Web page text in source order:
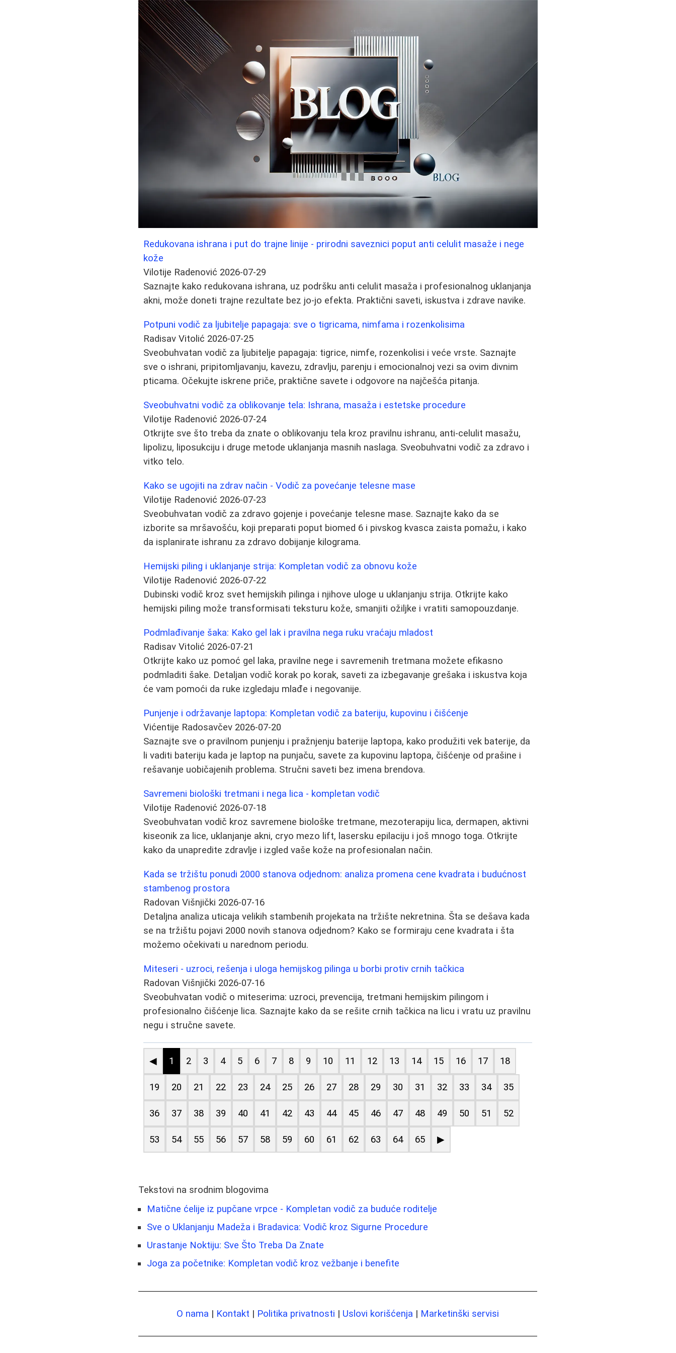
Redukovana ishrana i put do trajne linije - prirodni saveznici poput anti celulit masaže i nege
kože
Vilotije Radenović 2026-07-29
Saznajte kako redukovana ishrana, uz podršku anti celulit masaža i profesionalnog uklanjanja
akni, može doneti trajne rezultate bez jo-jo efekta. Praktični saveti, iskustva i zdrave navike.
Potpuni vodič za ljubitelje papagaja: sve o tigricama, nimfama i rozenkolisima
Radisav Vitolić 2026-07-25
Sveobuhvatan vodič za ljubitelje papagaja: tigrice, nimfe, rozenkolisi i veće vrste. Saznajte
sve o ishrani, pripitomljavanju, kavezu, zdravlju, parenju i emocionalnoj vezi sa ovim divnim
pticama. Očekujte iskrene priče, praktične savete i odgovore na najčešća pitanja.
Sveobuhvatni vodič za oblikovanje tela: Ishrana, masaža i estetske procedure
Vilotije Radenović 2026-07-24
Otkrijte sve što treba da znate o oblikovanju tela kroz pravilnu ishranu, anti-celulit masažu,
lipolizu, liposukciju i druge metode uklanjanja masnih naslaga. Sveobuhvatni vodič za zdravo i
vitko telo.
Kako se ugojiti na zdrav način - Vodič za povećanje telesne mase
Vilotije Radenović 2026-07-23
Sveobuhvatan vodič za zdravo gojenje i povećanje telesne mase. Saznajte kako da se
izborite sa mršavošću, koji preparati poput biomed 6 i pivskog kvasca zaista pomažu, i kako
da isplanirate ishranu za zdravo dobijanje kilograma.
Hemijski piling i uklanjanje strija: Kompletan vodič za obnovu kože
Vilotije Radenović 2026-07-22
Dubinski vodič kroz svet hemijskih pilinga i njihove uloge u uklanjanju strija. Otkrijte kako
hemijski piling može transformisati teksturu kože, smanjiti ožiljke i vratiti samopouzdanje.
Podmlađivanje šaka: Kako gel lak i pravilna nega ruku vraćaju mladost
Radisav Vitolić 2026-07-21
Otkrijte kako uz pomoć gel laka, pravilne nege i savremenih tretmana možete efikasno
podmladiti šake. Detaljan vodič korak po korak, saveti za izbegavanje grešaka i iskustva koja
će vam pomoći da ruke izgledaju mlađe i negovanije.
Punjenje i održavanje laptopa: Kompletan vodič za bateriju, kupovinu i čišćenje
Vićentije Radosavčev 2026-07-20
Saznajte sve o pravilnom punjenju i pražnjenju baterije laptopa, kako produžiti vek baterije, da
li vaditi bateriju kada je laptop na punjaču, savete za kupovinu laptopa, čišćenje od prašine i
rešavanje uobičajenih problema. Stručni saveti bez imena brendova.
Savremeni biološki tretmani i nega lica - kompletan vodič
Vilotije Radenović 2026-07-18
Sveobuhvatan vodič kroz savremene biološke tretmane, mezoterapiju lica, dermapen, aktivni
kiseonik za lice, uklanjanje akni, cryo mezo lift, lasersku epilaciju i još mnogo toga. Otkrijte
kako da unapredite zdravlje i izgled vaše kože na profesionalan način.
Kada se tržištu ponudi 2000 stanova odjednom: analiza promena cene kvadrata i budućnost
stambenog prostora
Radovan Višnjički 2026-07-16
Detaljna analiza uticaja velikih stambenih projekata na tržište nekretnina. Šta se dešava kada
se na tržištu pojavi 2000 novih stanova odjednom? Kako se formiraju cene kvadrata i šta
možemo očekivati u narednom periodu.
Miteseri - uzroci, rešenja i uloga hemijskog pilinga u borbi protiv crnih tačkica
Radovan Višnjički 2026-07-16
Sveobuhvatan vodič o miteserima: uzroci, prevencija, tretmani hemijskim pilingom i
profesionalno čišćenje lica. Saznajte kako da se rešite crnih tačkica na licu i vratu uz pravilnu
negu i stručne savete.
◀ 1 2 3 4 5 6 7 8 9 10 11 12 13 14 15 16 17 18
19 20 21 22 23 24 25 26 27 28 29 30 31 32 33 34 35
36 37 38 39 40 41 42 43 44 45 46 47 48 49 50 51 52
53 54 55 56 57 58 59 60 61 62 63 64 65 ▶
Tekstovi na srodnim blogovima
Matične ćelije iz pupčane vrpce - Kompletan vodič za buduće roditelje
Sve o Uklanjanju Madeža i Bradavica: Vodič kroz Sigurne Procedure
Urastanje Noktiju: Sve Što Treba Da Znate
Joga za početnike: Kompletan vodič kroz vežbanje i benefite
O nama | Kontakt | Politika privatnosti | Uslovi korišćenja | Marketinški servisi